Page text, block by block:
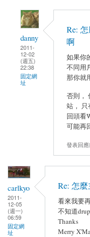
danny
2011-
12-02
(週五)
22:38
固定網
址
Re:
啊
如果你
不同用
那你就
否則，
站， 只
回頭看
可能再
發表回
carlkyo
2011-
12-05
(週一)
06:59
固定網
址
Re: 怎
看來我要
不知道
Thanks
Merry